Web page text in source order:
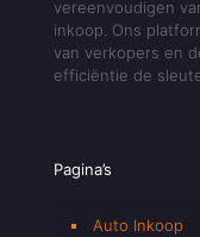
vereenvoudigen
inkoop. Ons
van verkopers en
efficiëntie de
Pagina’s
Auto Inkoop